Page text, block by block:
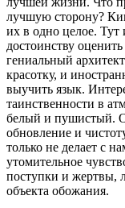
лучшую сторону?
их в одно целое. Тут
достоинству
гениальный
красотку, и
выучить язык.
таинственности в
белый и пушистый.
обновление и
только не делает с
утомительное
поступки и жертвы,
объекта обожания.